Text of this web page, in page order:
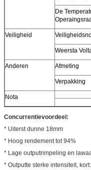
De
Veiligheid
Weersta
Anderen Afmeting
Verpakking
Nota
Concurrentievoordeel:
* Uiterst dunne 18mm
* Hoog rendement tot 94%
* Lage outputrimpeling en
* Outputte sterke intensiteit,